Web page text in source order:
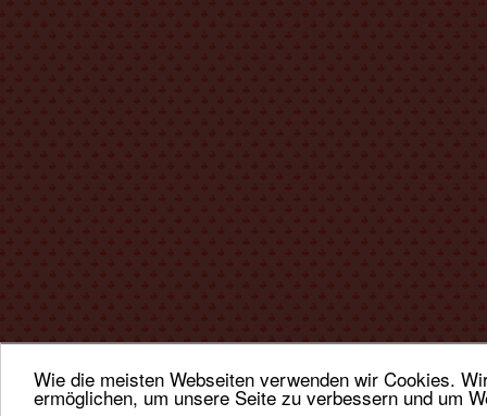
Wie die meisten Webseiten verwenden wir Cookies.
ermöglichen, um unsere Seite zu verbessern und um